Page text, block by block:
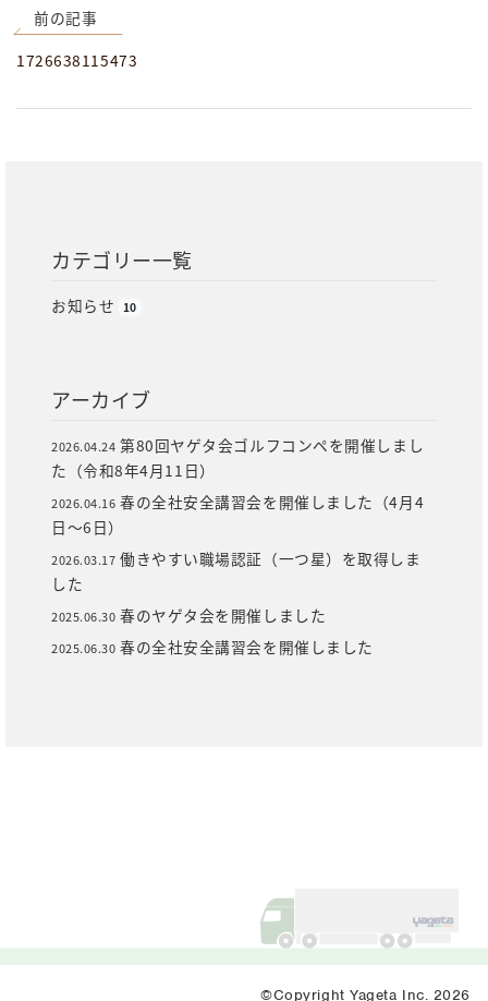
前の記事
1726638115473
カテゴリー一覧
お知らせ 10
アーカイブ
2026.04.24 第80回ヤゲタ会ゴルフコンペを開催しまし
た（令和8年4月11日）
2026.04.16 春の全社安全講習会を開催しました（4月4
日～6日）
2026.03.17 働きやすい職場認証（一つ星）を取得しま
した
2025.06.30 春のヤゲタ会を開催しました
2025.06.30 春の全社安全講習会を開催しました
©Copyright Yageta Inc. 2026